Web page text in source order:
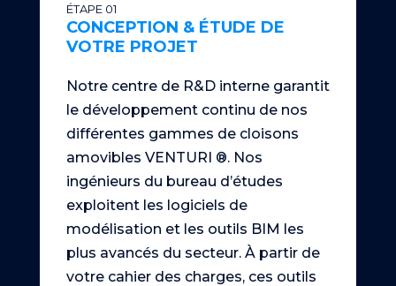
ÉTAPE 01
CONCEPTION & ÉTUDE DE
VOTRE PROJET
Notre centre de R&D interne garantit
le développement continu de nos
différentes gammes de cloisons
amovibles VENTURI ®. Nos
ingénieurs du bureau d’études
exploitent les logiciels de
modélisation et les outils BIM les
plus avancés du secteur. À partir de
votre cahier des charges, ces outils